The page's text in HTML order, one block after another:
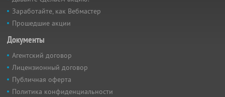
Заработайте, как Вебмастер
Прошедшие акции
Документы
Агентский договор
Лицензионный договор
Публичная оферта
Политика конфиденциальности